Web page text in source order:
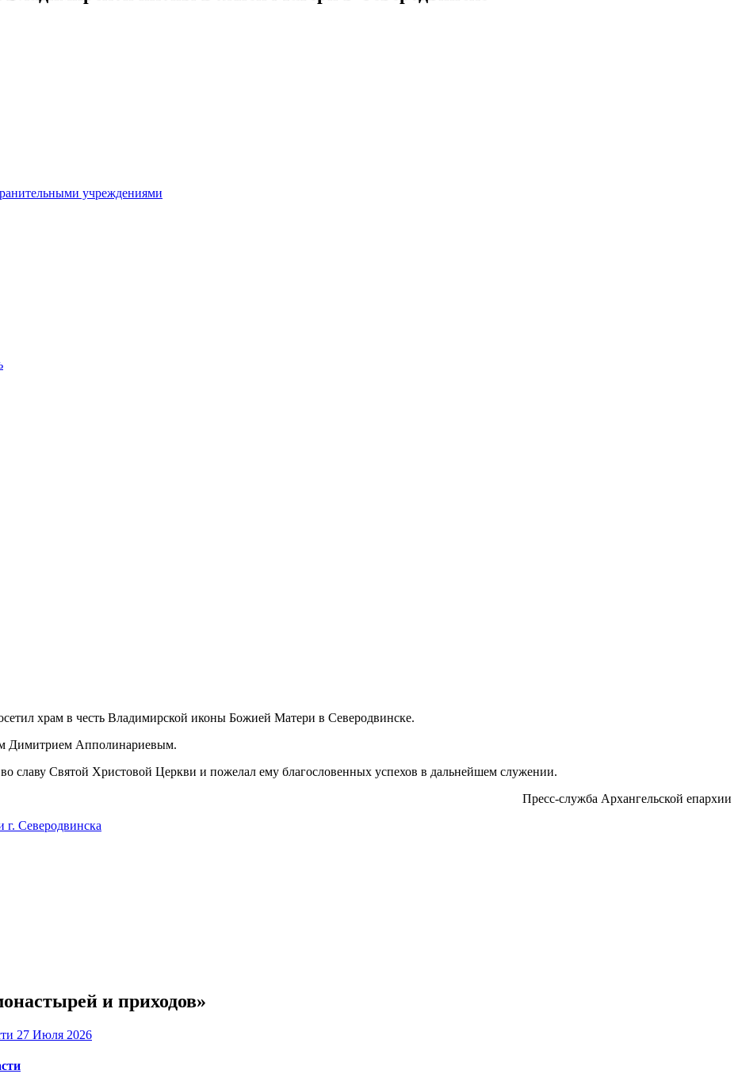
учреждениями
храм в честь Владимирской иконы Божией Матери в Северодвинске.
Димитрием Апполинариевым.
славу Святой Христовой Церкви и пожелал ему благословенных успехов в дальнейшем служении.
Пресс-служба Архангельской епархии
Северодвинска
и приходов»
27 Июля 2026